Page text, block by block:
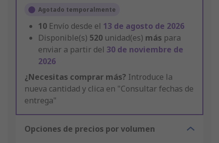
Agotado temporalmente
10 Envío desde el 13 de agosto de 2026
Disponible(s) 520 unidad(es) más para
enviar a partir del 30 de noviembre de
2026
¿Necesitas comprar más? Introduce la
nueva cantidad y clica en "Consultar fechas de
entrega"
Opciones de precios por volumen